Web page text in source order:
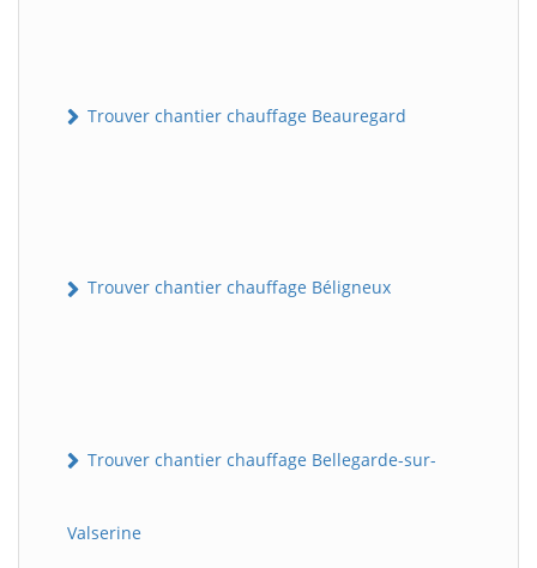
Trouver chantier chauffage Beauregard
Trouver chantier chauffage Béligneux
Trouver chantier chauffage Bellegarde-sur-
Valserine